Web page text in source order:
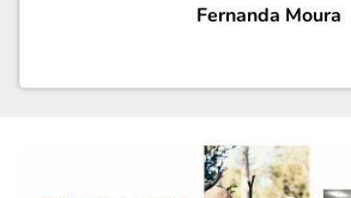
Fernanda Moura